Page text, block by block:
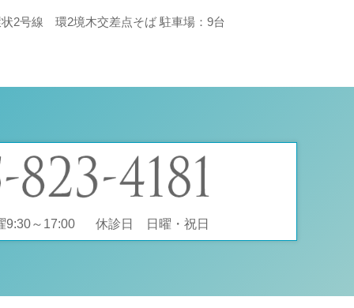
2号線 環2境木交差点そば 駐車場：9台
9:30～17:00 休診日 日曜・祝日